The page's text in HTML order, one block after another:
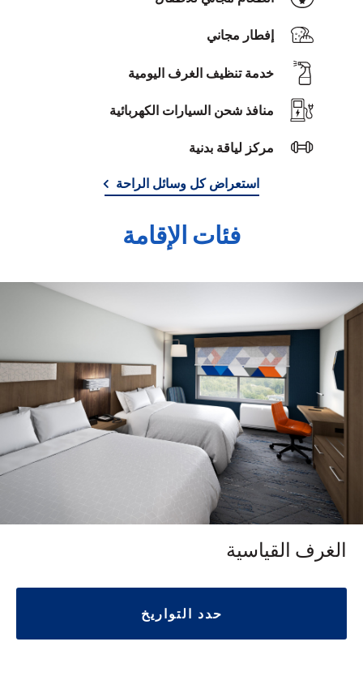
إفطار مجاني
خدمة تنظيف الغرف اليومية
منافذ شحن السيارات الكهربائية
مركز لياقة بدنية
استعراض كل وسائل الراحة
فئات الإقامة
الغرف القياسية
حدد التواريخ